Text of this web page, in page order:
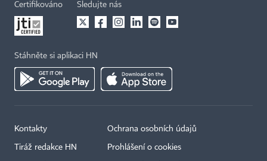
Certifikováno Sledujte nás
Stáhněte si aplikaci HN
Kontakty
Tiráž redakce HN
Ochrana osobních údajů
Prohlášení o cookies